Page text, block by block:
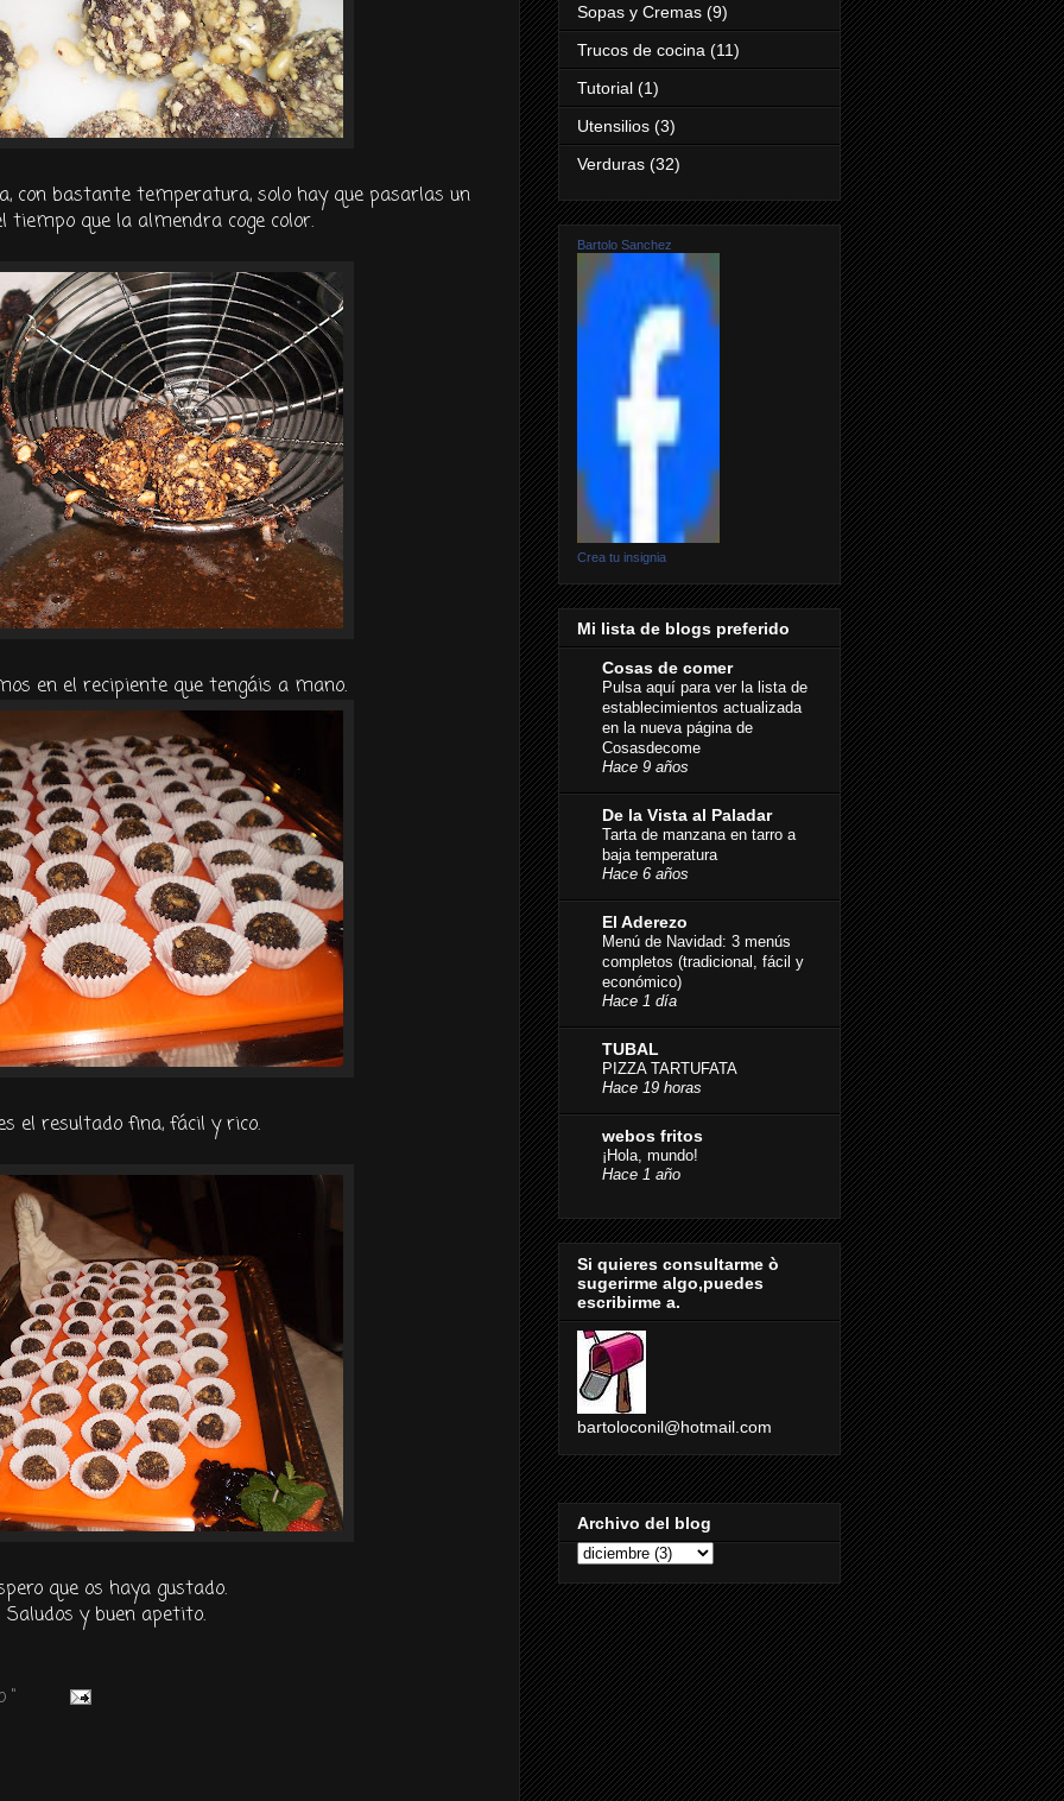
con bastante temperatura, solo hay que pasarlas un
tiempo que la almendra coge color.
en el recipiente que tengáis a mano.
el resultado fina, fácil y rico.
que os haya gustado.
Saludos y buen apetito.
"
Sopas y Cremas (9)
Trucos de cocina (11)
Tutorial (1)
Utensilios (3)
Verduras (32)
Bartolo Sanchez
Crea tu insignia
Mi lista de blogs preferido
Cosas de comer
Pulsa aquí para ver la lista de
establecimientos actualizada
en la nueva página de
Cosasdecome
Hace 9 años
De la Vista al Paladar
Tarta de manzana en tarro a
baja temperatura
Hace 6 años
El Aderezo
Menú de Navidad: 3 menús
completos (tradicional, fácil y
económico)
Hace 1 día
TUBAL
PIZZA TARTUFATA
Hace 19 horas
webos fritos
¡Hola, mundo!
Hace 1 año
Si quieres consultarme ò
sugerirme algo,puedes
escribirme a.
bartoloconil@hotmail.com
Archivo del blog